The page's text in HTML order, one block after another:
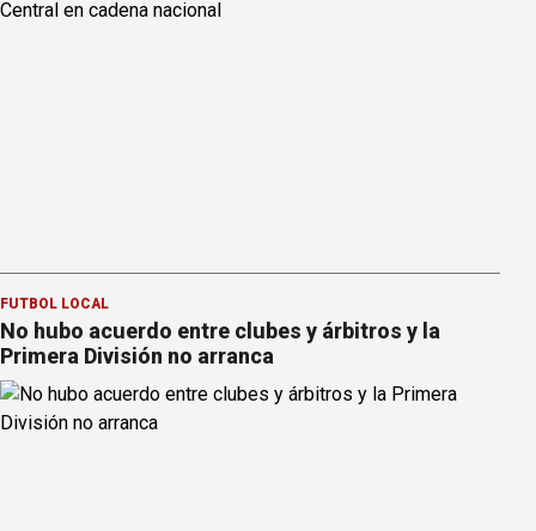
FÚTBOL LOCAL
No hubo acuerdo entre clubes y árbitros y la
Primera División no arranca